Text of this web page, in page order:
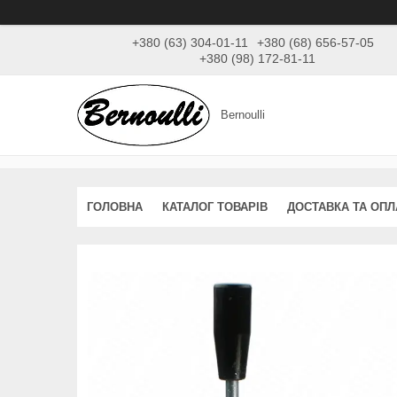
+380 (63) 304-01-11
+380 (68) 656-57-05
+380 (98) 172-81-11
Bernoulli
ГОЛОВНА КАТАЛОГ ТОВАРІВ ДОСТАВКА ТА